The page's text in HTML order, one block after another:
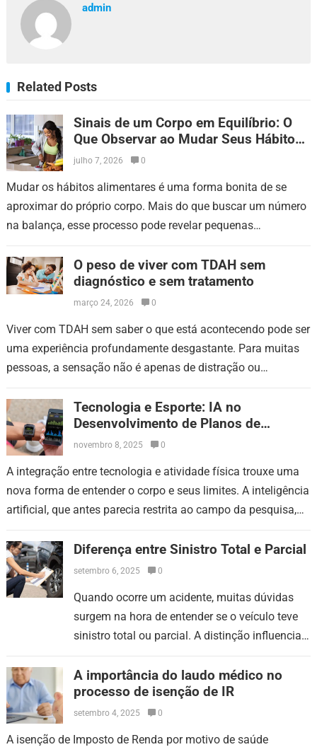
admin
Related Posts
Sinais de um Corpo em Equilíbrio: O
Que Observar ao Mudar Seus Hábitos
Alimentares
julho 7, 2026 0
Mudar os hábitos alimentares é uma forma bonita de se
aproximar do próprio corpo. Mais do que buscar um número
na balança, esse processo pode revelar pequenas
O peso de viver com TDAH sem
diagnóstico e sem tratamento
março 24, 2026 0
Viver com TDAH sem saber o que está acontecendo pode ser
uma experiência profundamente desgastante. Para muitas
pessoas, a sensação não é apenas de distração ou
Tecnologia e Esporte: IA no
Desenvolvimento de Planos de
Treinamento Preciso
novembro 8, 2025 0
A integração entre tecnologia e atividade física trouxe uma
nova forma de entender o corpo e seus limites. A inteligência
artificial, que antes parecia restrita ao campo da pesquisa,
Diferença entre Sinistro Total e Parcial
setembro 6, 2025 0
Quando ocorre um acidente, muitas dúvidas
surgem na hora de entender se o veículo teve
sinistro total ou parcial. A distinção influencia
de…
A importância do laudo médico no
processo de isenção de IR
setembro 4, 2025 0
A isenção de Imposto de Renda por motivo de saúde